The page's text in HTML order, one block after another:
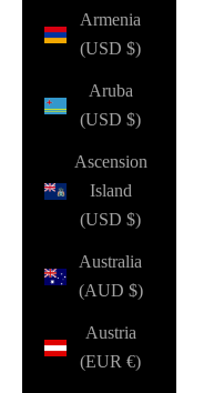
Armenia
(USD $)
Aruba
(USD $)
Ascension
Island
(USD $)
Australia
(AUD $)
Austria
(EUR €)